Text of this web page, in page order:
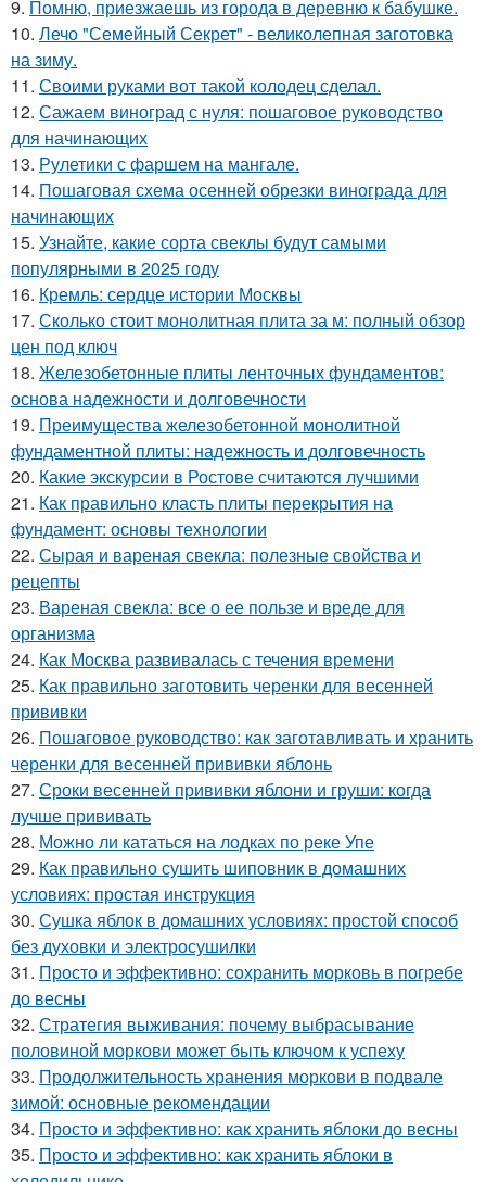
9. Помню, приезжаешь из города в деревню к бабушке.
10. Лечо "Семейный Секрет" - великолепная заготовка
на зиму.
11. Своими руками вот такой колодец сделал.
12. Сажаем виноград с нуля: пошаговое руководство
для начинающих
13. Рулетики с фаршем на мангале.
14. Пошаговая схема осенней обрезки винограда для
начинающих
15. Узнайте, какие сорта свеклы будут самыми
популярными в 2025 году
16. Кремль: сердце истории Москвы
17. Сколько стоит монолитная плита за м: полный обзор
цен под ключ
18. Железобетонные плиты ленточных фундаментов:
основа надежности и долговечности
19. Преимущества железобетонной монолитной
фундаментной плиты: надежность и долговечность
20. Какие экскурсии в Ростове считаются лучшими
21. Как правильно класть плиты перекрытия на
фундамент: основы технологии
22. Сырая и вареная свекла: полезные свойства и
рецепты
23. Вареная свекла: все о ее пользе и вреде для
организма
24. Как Москва развивалась с течения времени
25. Как правильно заготовить черенки для весенней
прививки
26. Пошаговое руководство: как заготавливать и хранить
черенки для весенней прививки яблонь
27. Сроки весенней прививки яблони и груши: когда
лучше прививать
28. Можно ли кататься на лодках по реке Упе
29. Как правильно сушить шиповник в домашних
условиях: простая инструкция
30. Сушка яблок в домашних условиях: простой способ
без духовки и электросушилки
31. Просто и эффективно: сохранить морковь в погребе
до весны
32. Стратегия выживания: почему выбрасывание
половиной моркови может быть ключом к успеху
33. Продолжительность хранения моркови в подвале
зимой: основные рекомендации
34. Просто и эффективно: как хранить яблоки до весны
35. Просто и эффективно: как хранить яблоки в